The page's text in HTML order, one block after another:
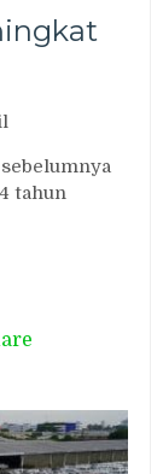
tahun